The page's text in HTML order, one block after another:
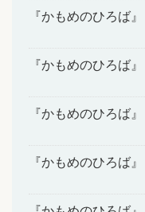
『かもめのひろば
『かもめのひろば
『かもめのひろば
『かもめのひろば